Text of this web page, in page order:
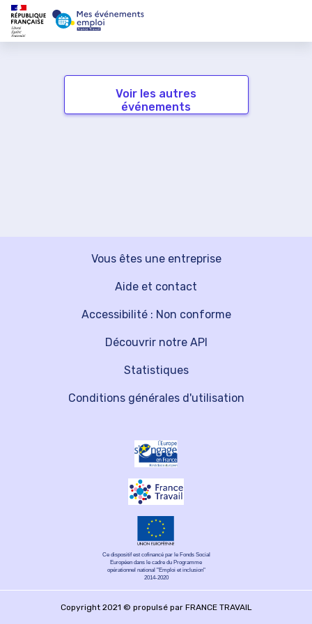
Voir les autres
événements
Vous êtes une entreprise
Découvrir notre API
Aide et contact
Statistiques
Accessibilité : Non conforme
Conditions générales d'utilisation
Ce dispositif est cofinancé par le Fonds Social
Européen dans le cadre du Programme
opérationnel national "Emploi et inclusion"
2014-2020
Copyright 2021 © propulsé par FRANCE TRAVAIL